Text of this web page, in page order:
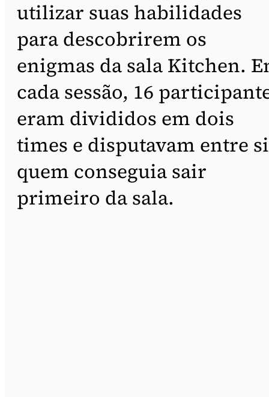
utilizar suas habilidades
para descobrirem os
enigmas da sala Kitchen.
cada sessão, 16
eram divididos em dois
times e disputavam entre si
quem conseguia sair
primeiro da sala.